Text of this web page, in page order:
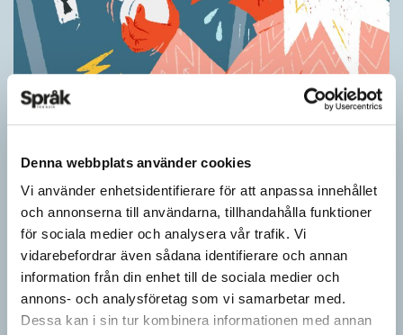
Denna webbplats använder cookies
Vi använder enhetsidentifierare för att anpassa innehållet
och annonserna till användarna, tillhandahålla funktioner
för sociala medier och analysera vår trafik. Vi
vidarebefordrar även sådana identifierare och annan
information från din enhet till de sociala medier och
annons- och analysföretag som vi samarbetar med.
Dessa kan i sin tur kombinera informationen med annan
Ordens umgänge avslöjar betydelsen
”Du kan begripa ett ord genom att titta på vilka det umgås med”
– ungefär så sa den brittiske språkvetaren John Rupert Firth